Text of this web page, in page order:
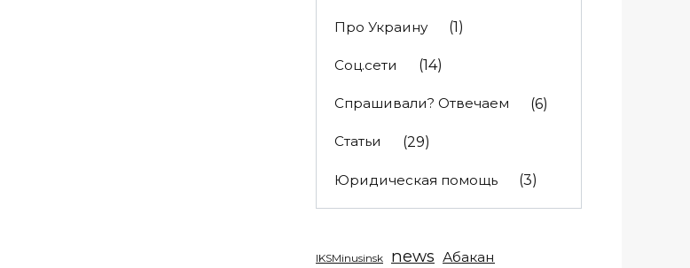
Про Украину (1)
Соц.сети (14)
Спрашивали? Отвечаем (6)
Статьи (29)
Юридическая помощь (3)
IKSMinusinsk news Абакан